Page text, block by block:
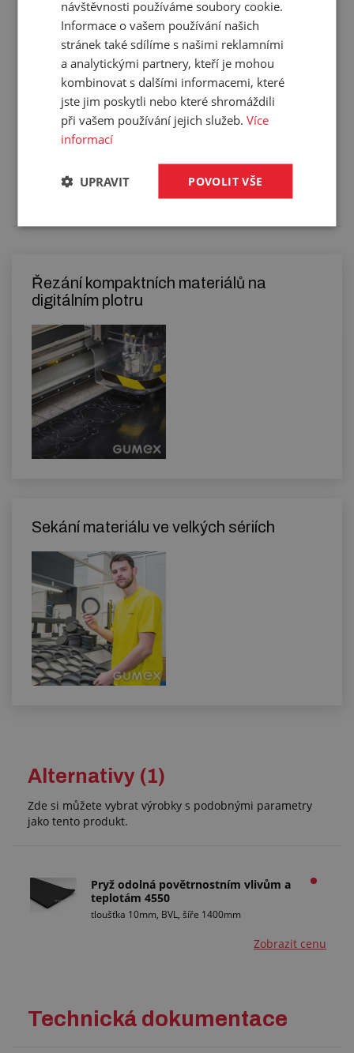
Hmotnost:
11,243 kg/m²
Balení:
7,00 m²
Služby
specifikaci budete moci upřesnit v poznámce u
Řezání kompaktních materiálů na
digitálním plotru
Sekání materiálu ve velkých sériích
Alternativy (1)
Zde si můžete vybrat výrobky s podobnými parametry
jako tento produkt.
Pryž odolná povětrnostním vlivům a
teplotám 4550
tloušťka 10mm, BVL, šíře 1400mm
Zobrazit cenu
Technická dokumentace
návštěvnosti používáme soubory cookie.
Informace o vašem používání našich
stránek také sdílíme s našimi reklamními
a analytickými partnery, kteří je mohou
kombinovat s dalšími informacemi, které
jste jim poskytli nebo které shromáždili
při vašem používání jejich služeb.Více
informací
POVOLIT VŠE
UPRAVIT